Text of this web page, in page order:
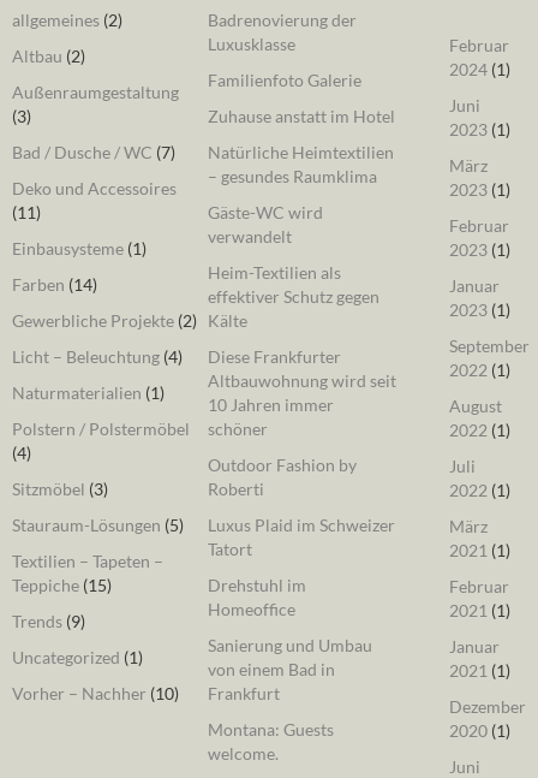
allgemeines (2)
Altbau (2)
Außenraumgestaltung
(3)
Bad / Dusche / WC (7)
Deko und Accessoires
(11)
Einbausysteme (1)
Farben (14)
Gewerbliche Projekte (2)
Licht – Beleuchtung (4)
Naturmaterialien (1)
Polstern / Polstermöbel
(4)
Sitzmöbel (3)
Stauraum-Lösungen (5)
Textilien – Tapeten –
Teppiche (15)
Trends (9)
Uncategorized (1)
Vorher – Nachher (10)
Badrenovierung der
Luxusklasse
Familienfoto Galerie
Zuhause anstatt im Hotel
Natürliche Heimtextilien
– gesundes Raumklima
Gäste-WC wird
verwandelt
Heim-Textilien als
effektiver Schutz gegen
Kälte
Diese Frankfurter
Altbauwohnung wird seit
10 Jahren immer
schöner
Outdoor Fashion by
Roberti
Luxus Plaid im Schweizer
Tatort
Drehstuhl im
Homeoffice
Sanierung und Umbau
von einem Bad in
Frankfurt
Montana: Guests
welcome.
Februar
2024(1)
Juni
2023(1)
März
2023(1)
Februar
2023(1)
Januar
2023(1)
September
2022 (1)
August
2022 (1)
Juli
2022 (1)
März
2021 (1)
Februar
2021 (1)
Januar
2021 (1)
Dezember
2020(1)
Juni